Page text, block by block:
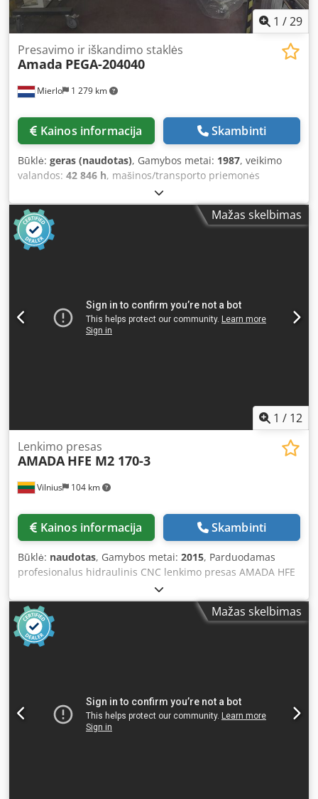
1 /29
Mierlo 1 279 km
Presavimo ir iškandimo staklės
Amada PEGA-204040
Kainos informacija Skambinti
Būklė: geras (naudotas), Gamybos metai: 1987, veikimo
valandos: 42 846 h, mašinos/transporto priemonės
, CNC bokštinė išmušimo staklės su 24
stotelėmis Valdymas: FANUC 6M Darbo laikas: 42 846 val.
Veleno variklis: 5,5 kW Galia: 20 t Stočių skaičius: 24
Medžiagos storis: 6,35 mm Angos dydis: 88,9 mm Lakšto
dydis BE REPOZICIJOS: 1000 x 1000 mm SU 1 REPOZICIJA:
Išmatavimai (I x P x A): 4500 x 3200 x 2200 mm
Mažas skelbimas
1 / 12
Vilnius 104 km
Lenkimo presas
AMADA HFE M2 170-3
Kainos informacija Skambinti
Būklė: naudotas, Gamybos metai: 2015, Parduodamas
profesionalus hidraulinis CNC lenkimo presas AMADA HFE
M2 170-3 Staklės pilnai veikiančios, visuomet prižiūrėtas
Amada serviso. Galima apžiūrėti ir išbandyti. Dcjdpfx
Aozrw Akepnjk Staklės parduodamos be įrankių. Įrankius
galime pasiūlyti naujus, pagal Jūsų poreikius. Pagrindinė
informacija Gamintojas: AMADA Modelis: HFE M2 170-3
tarp kolonų: 2700 mm Eiga: 200 mm Gylis (iki šoninio
rėmo): 420 mm Artėjimo greitis: 100 mm/s Darbinis greitis:
10 mm/s Grįžimo greitis: 100 mm/s Elektros suvartojimas:
Mažas skelbimas